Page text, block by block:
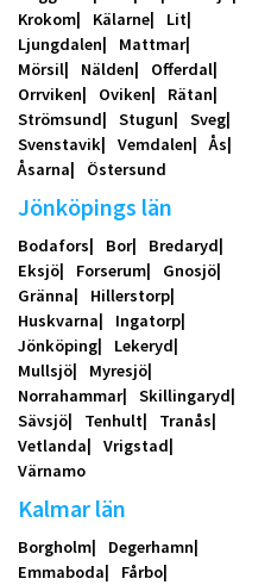
Krokom
Kälarne
Lit
Ljungdalen
Mattmar
Mörsil
Nälden
Offerdal
Orrviken
Oviken
Rätan
Strömsund
Stugun
Sveg
Svenstavik
Vemdalen
Ås
Åsarna
Östersund
Jönköpings län
Bodafors Bor
Bredaryd
Eksjö
Forserum
Gnosjö
Gränna
Hillerstorp
Huskvarna
Ingatorp
Jönköping
Lekeryd
Mullsjö
Myresjö
Norrahammar
Skillingaryd
Sävsjö
Tenhult
Tranås
Vetlanda
Vrigstad
Värnamo
Kalmar län
Borgholm
Degerhamn
Emmaboda
Fårbo